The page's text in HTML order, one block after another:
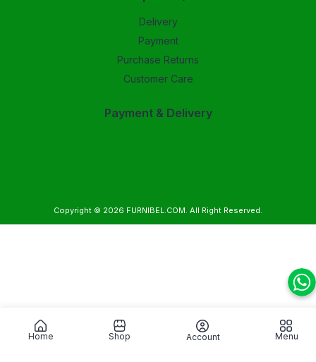
Delivery
Payment
Purchase Returns
Customer Care
Payment & Delivery
Copyright © 2026 FURNIBEL.COM. All Right Reserved.
Home Shop Account Menu